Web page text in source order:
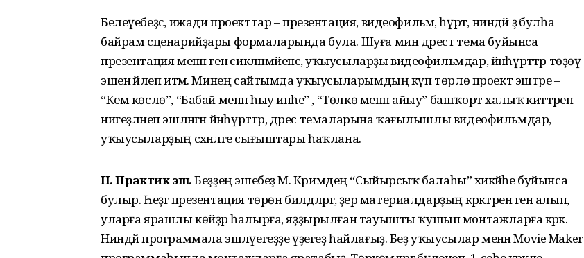
Белеүебеҙсә, ижади проекттар – презентация, видеофильм, һүрәт, ниндәй ҙә булһа
байрам сценарийҙары формаларында була. Шуға мин дәрестә тема буйынса
презентация менән генә сикләнмәйенсә, уҡыусыларҙы видеофильмдар, йәнһүрәттәр төҙөү
эшенә йәлеп итәм.Минең сайтымда уҡыусыларымдың күп төрлө проект эштәре –
“Кем көслө”, “Бабай менән һыу инәһе” , “Төлкө менән айыу” башҡорт халыҡ әкиәттәренә
нигеҙләнеп эшләнгән йәнһүрәттәр, дәрес темаларына ҡағылышлы видеофильмдар,
уҡыусыларҙың сәхнәләге сығыштары һаҡлана.
II.Практик эш.Беҙҙең эшебеҙ М. Кәримдең “Сыйырсыҡ балаһы” хикәйәһе буйынса
булыр. Һеҙгә презентация төрөн билдәләргә, әҙер материалдарҙың кәрәктәрен генә алып,
уларға ярашлы көйҙәр һалырға, яҙҙырылған тауышты ҡушып монтажларға кәрәк.
Ниндәй программала эшләүегеҙҙе үҙегеҙ һайлағыҙ. Беҙ уҡыусылар менән Movie Maker